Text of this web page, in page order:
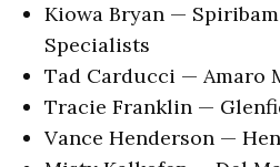
Kiowa Bryan —
Specialists
Tad Carducci — Amaro
Tracie Franklin —
Vance Henderson —